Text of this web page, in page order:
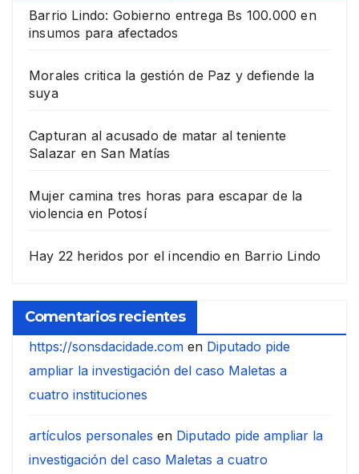
Barrio Lindo: Gobierno entrega Bs 100.000 en
insumos para afectados
Morales critica la gestión de Paz y defiende la
suya
Capturan al acusado de matar al teniente
Salazar en San Matías
Mujer camina tres horas para escapar de la
violencia en Potosí
Hay 22 heridos por el incendio en Barrio Lindo
Comentarios recientes
https://sonsdacidade.com en Diputado pide
ampliar la investigación del caso Maletas a
cuatro instituciones
artículos personales en Diputado pide ampliar la
investigación del caso Maletas a cuatro